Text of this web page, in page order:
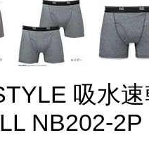
吸水
NB202-2P